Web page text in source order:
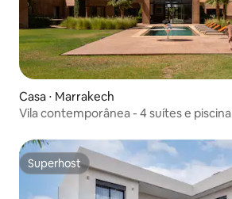
Casa ⋅ Marrakech
Vila contemporânea - 4 suítes e piscina
Superhost
Superhost